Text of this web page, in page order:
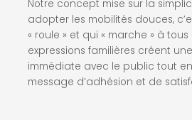
Notre concept mise sur la
adopter les mobilités douces,
« roule » et qui « marche » à tous
expressions familières créent
immédiate avec le public tout
message d’adhésion et de